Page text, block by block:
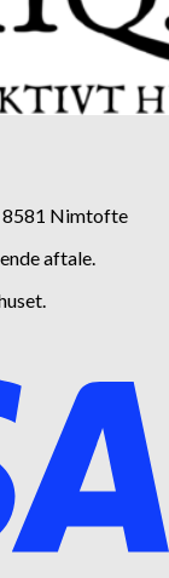
8581 Nimtofte
aftale.